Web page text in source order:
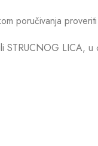
poručivanja
LICA,